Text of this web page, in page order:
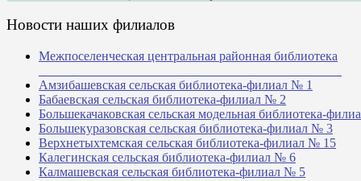
Новости наших филиалов
Межпоселенческая центральная районная библиотека
Амзибашевская сельская библиотека-филиал № 1
Бабаевская сельская библиотека-филиал № 2
Большекачаковская сельская модельная библиотека-
Большекуразовская сельская библиотека-филиал № 3
Верхнетыхтемская сельская библиотека-филиал № 15
Калегинская сельская библиотека-филиал № 6
Калмашевская сельская библиотека-филиал № 5